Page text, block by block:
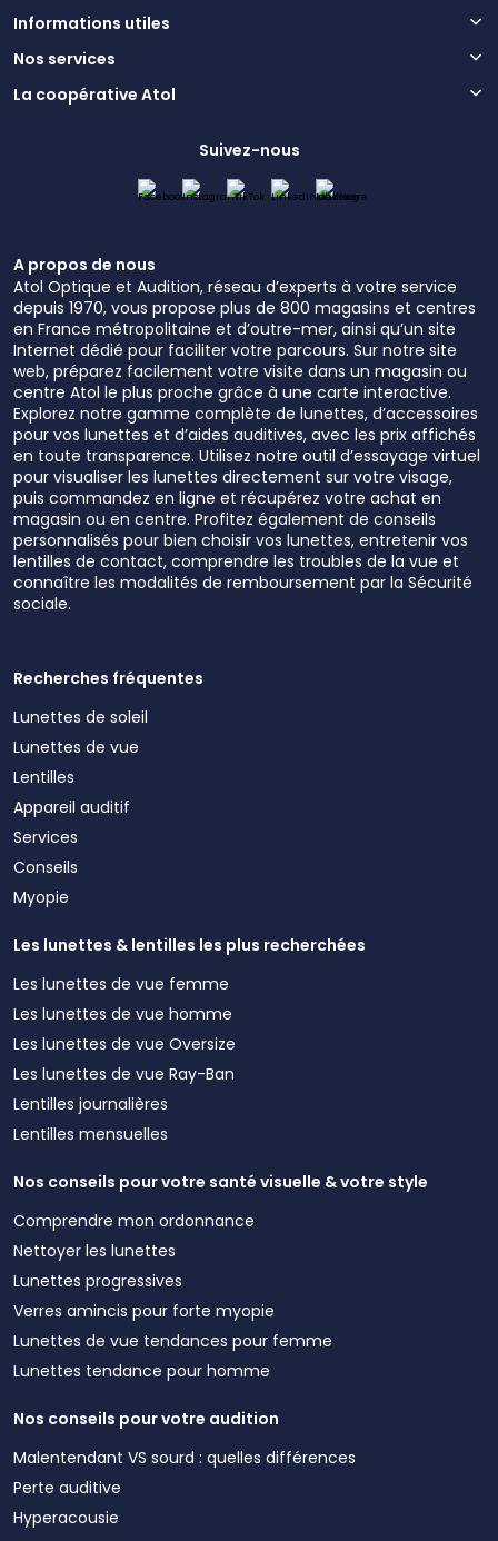
Informations utiles
Nos services
La coopérative Atol
Suivez-nous
A propos de nous
Atol Optique et Audition, réseau d’experts à votre service
depuis 1970, vous propose plus de 800 magasins et centres
en France métropolitaine et d’outre-mer, ainsi qu’un site
Internet dédié pour faciliter votre parcours. Sur notre site
web, préparez facilement votre visite dans un magasin ou
centre Atol le plus proche grâce à une carte interactive.
Explorez notre gamme complète de lunettes, d’accessoires
pour vos lunettes et d’aides auditives, avec les prix affichés
en toute transparence. Utilisez notre outil d’essayage virtuel
pour visualiser les lunettes directement sur votre visage,
puis commandez en ligne et récupérez votre achat en
magasin ou en centre. Profitez également de conseils
personnalisés pour bien choisir vos lunettes, entretenir vos
lentilles de contact, comprendre les troubles de la vue et
connaître les modalités de remboursement par la Sécurité
sociale.
Recherches fréquentes
Lunettes de soleil
Lunettes de vue
Lentilles
Appareil auditif
Services
Conseils
Myopie
Les lunettes & lentilles les plus recherchées
Les lunettes de vue femme
Les lunettes de vue homme
Les lunettes de vue Oversize
Les lunettes de vue Ray-Ban
Lentilles journalières
Lentilles mensuelles
Nos conseils pour votre santé visuelle & votre style
Comprendre mon ordonnance
Nettoyer les lunettes
Lunettes progressives
Verres amincis pour forte myopie
Lunettes de vue tendances pour femme
Lunettes tendance pour homme
Nos conseils pour votre audition
Malentendant VS sourd : quelles différences
Perte auditive
Hyperacousie